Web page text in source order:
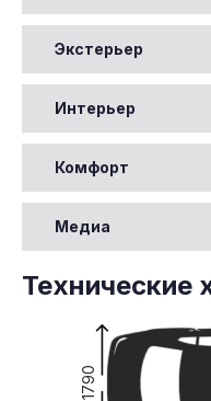
Экстерьер
Интерьер
Комфорт
Медиа
Технические
1790